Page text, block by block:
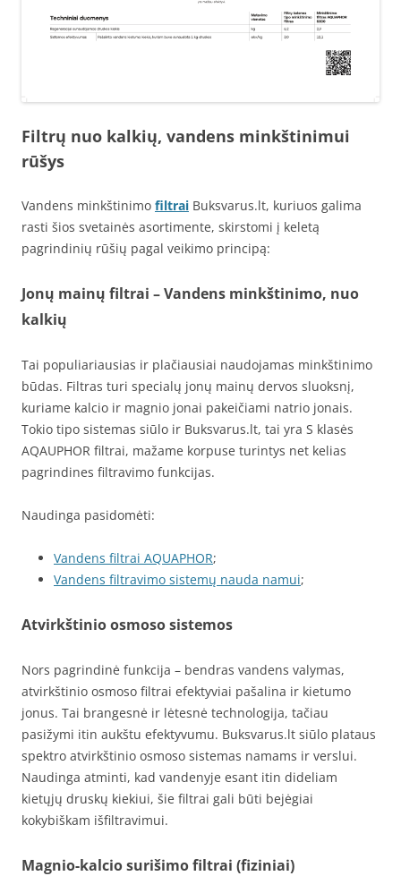
Filtrų nuo kalkių, vandens minkštinimui
rūšys
Vandens minkštinimo filtrai Buksvarus.lt, kuriuos galima
rasti šios svetainės asortimente, skirstomi į keletą
pagrindinių rūšių pagal veikimo principą:
Jonų mainų filtrai – Vandens minkštinimo, nuo
kalkių
Tai populiariausias ir plačiausiai naudojamas minkštinimo
būdas. Filtras turi specialų jonų mainų dervos sluoksnį,
kuriame kalcio ir magnio jonai pakeičiami natrio jonais.
Tokio tipo sistemas siūlo ir Buksvarus.lt, tai yra S klasės
AQAUPHOR filtrai, mažame korpuse turintys net kelias
pagrindines filtravimo funkcijas.
Naudinga pasidomėti:
Vandens filtrai AQUAPHOR;
Vandens filtravimo sistemų nauda namui;
Atvirkštinio osmoso sistemos
Nors pagrindinė funkcija – bendras vandens valymas,
atvirkštinio osmoso filtrai efektyviai pašalina ir kietumo
jonus. Tai brangesnė ir lėtesnė technologija, tačiau
pasižymi itin aukštu efektyvumu. Buksvarus.lt siūlo plataus
spektro atvirkštinio osmoso sistemas namams ir verslui.
Naudinga atminti, kad vandenyje esant itin dideliam
kietųjų druskų kiekiui, šie filtrai gali būti bejėgiai
kokybiškam išfiltravimui.
Magnio-kalcio surišimo filtrai (fiziniai)